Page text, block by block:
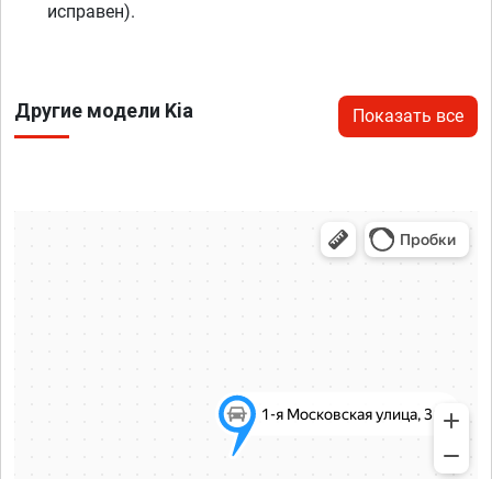
исправен).
Другие модели Kia Показать все